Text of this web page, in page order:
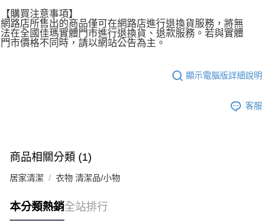
【購買注意事項】
網路店所售出的商品僅可在網路店進行退換貨服務，將無
法在全國佳瑪實體門市進行退換貨、退款服務。若與實體
門市價格不同時，請以網站公告為主。
顯示電腦版詳細說明
客服
商品相關分類 (1)
居家清潔 衣物 清潔品/小物
本分類熱銷全站排行